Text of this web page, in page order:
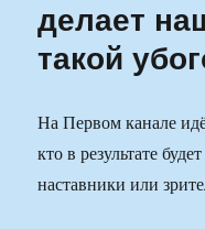
делает
такой
На Первом канале
кто в результате
наставники или